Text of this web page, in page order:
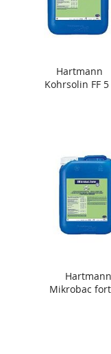
Hartmann
Kohrsolin FF 5
Hartmann
Mikrobac